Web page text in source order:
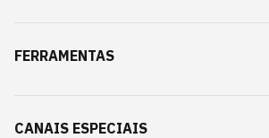
FERRAMENTAS
CANAIS ESPECIAIS